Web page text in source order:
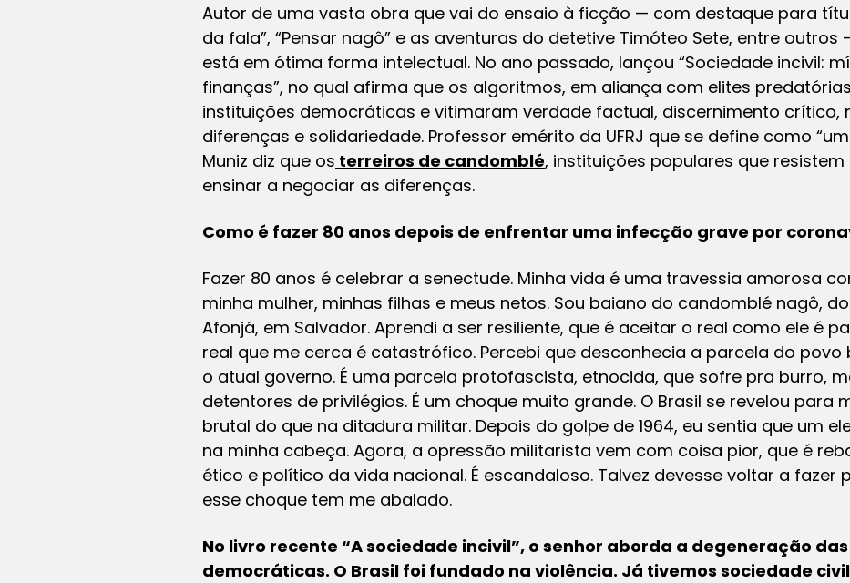
Autor de uma vasta obra que vai do ensaio à ficção — com destaque para
da fala”, “Pensar nagô” e as aventuras do detetive Timóteo Sete, entre outros
está em ótima forma intelectual. No ano passado, lançou “Sociedade incivil:
finanças”, no qual afirma que os algoritmos, em aliança com elites
instituições democráticas e vitimaram verdade factual, discernimento crítico,
diferenças e solidariedade. Professor emérito da UFRJ que se define como
Muniz diz que os terreiros de candomblé, instituições populares que
ensinar a negociar as diferenças.
Como é fazer 80 anos depois de enfrentar uma infecção grave por
Fazer 80 anos é celebrar a senectude. Minha vida é uma travessia amorosa
minha mulher, minhas filhas e meus netos. Sou baiano do candomblé nagô,
Afonjá, em Salvador. Aprendi a ser resiliente, que é aceitar o real como ele é
real que me cerca é catastrófico. Percebi que desconhecia a parcela do povo
o atual governo. É uma parcela protofascista, etnocida, que sofre pra burro,
detentores de privilégios. É um choque muito grande. O Brasil se revelou para
brutal do que na ditadura militar. Depois do golpe de 1964, eu sentia que um
na minha cabeça. Agora, a opressão militarista vem com coisa pior, que é
ético e político da vida nacional. É escandaloso. Talvez devesse voltar a fazer
esse choque tem me abalado.
No livro recente “A sociedade incivil”, o senhor aborda a degeneração
democráticas. O Brasil foi fundado na violência. Já tivemos sociedade